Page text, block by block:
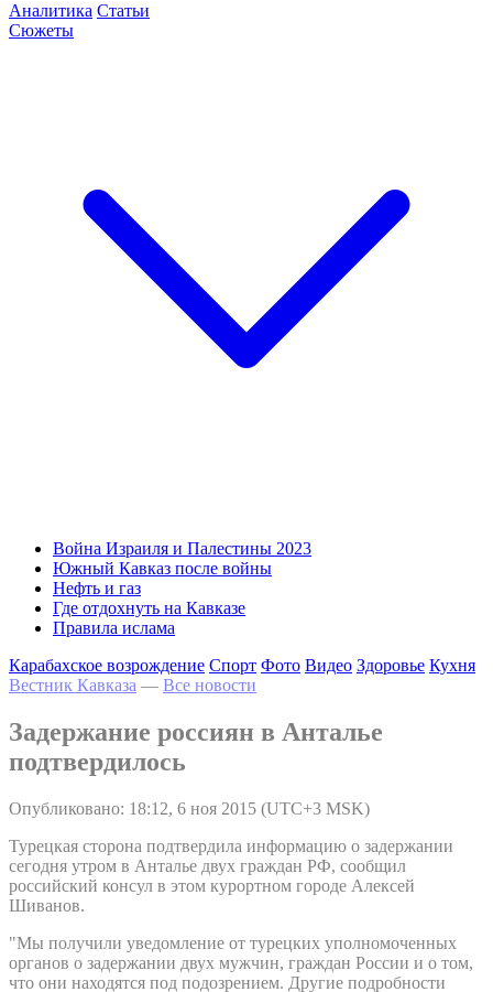
Аналитика Статьи
Сюжеты
Война Израиля и Палестины 2023
Южный Кавказ после войны
Нефть и газ
Где отдохнуть на Кавказе
Правила ислама
Карабахское возрождение Спорт Фото Видео Здоровье Кухня
Вестник Кавказа — Все новости
Задержание россиян в Анталье
подтвердилось
Опубликовано: 18:12, 6 ноя 2015 (UTC+3 MSK)
Турецкая сторона подтвердила информацию о задержании
сегодня утром в Анталье двух граждан РФ, сообщил
российский консул в этом курортном городе Алексей
Шиванов.
"Мы получили уведомление от турецких уполномоченных
органов о задержании двух мужчин, граждан России и о том,
что они находятся под подозрением. Другие подробности